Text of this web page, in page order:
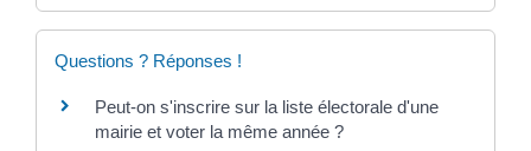
Questions ? Réponses !
Peut-on s'inscrire sur la liste électorale d'une
mairie et voter la même année ?